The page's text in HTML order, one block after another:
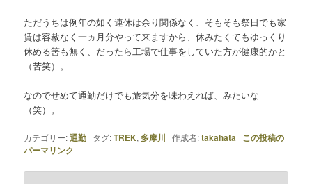
ただうちは例年の如く連休は余り関係なく、そもそも祭日でも家
賃は容赦なく一ヵ月分やって来ますから、休みたくてもゆっくり
休める筈も無く、だったら工場で仕事をしていた方が健康的かと
（苦笑）。
なのでせめて通勤だけでも旅気分を味わえれば、みたいな
（笑）。
カテゴリー:通勤 タグ:TREK,多摩川 作成者:takahata この投稿の
パーマリンク